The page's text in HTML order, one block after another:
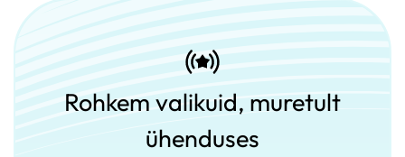
Rohkem valikuid, muretult
ühenduses